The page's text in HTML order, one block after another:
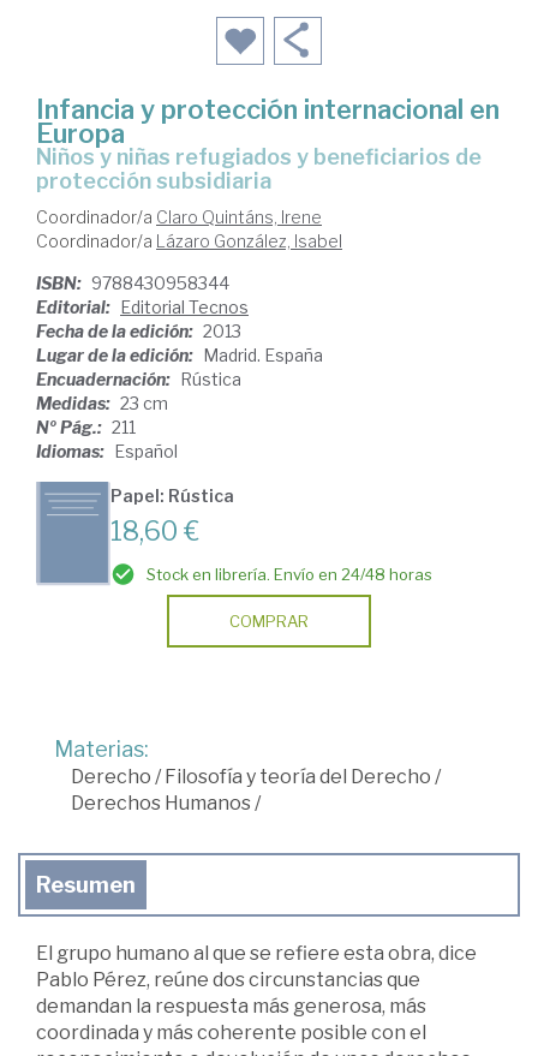
Infancia y protección internacional en
Europa
niños y niñas refugiados y beneficiarios de
protección subsidiaria
Coordinador/a Claro Quintáns, Irene
Coordinador/a Lázaro González, Isabel
ISBN: 9788430958344
Editorial: Editorial Tecnos
Fecha de la edición: 2013
Lugar de la edición: Madrid. España
Encuadernación: Rústica
Medidas: 23 cm
Nº Pág.: 211
Idiomas: Español
Papel: Rústica
18,60 €
Stock en librería. Envío en 24/48 horas
COMPRAR
Materias:
Derecho /Filosofía y teoría del Derecho /
Derechos Humanos /
Resumen
El grupo humano al que se refiere esta obra, dice
Pablo Pérez, reúne dos circunstancias que
demandan la respuesta más generosa, más
coordinada y más coherente posible con el